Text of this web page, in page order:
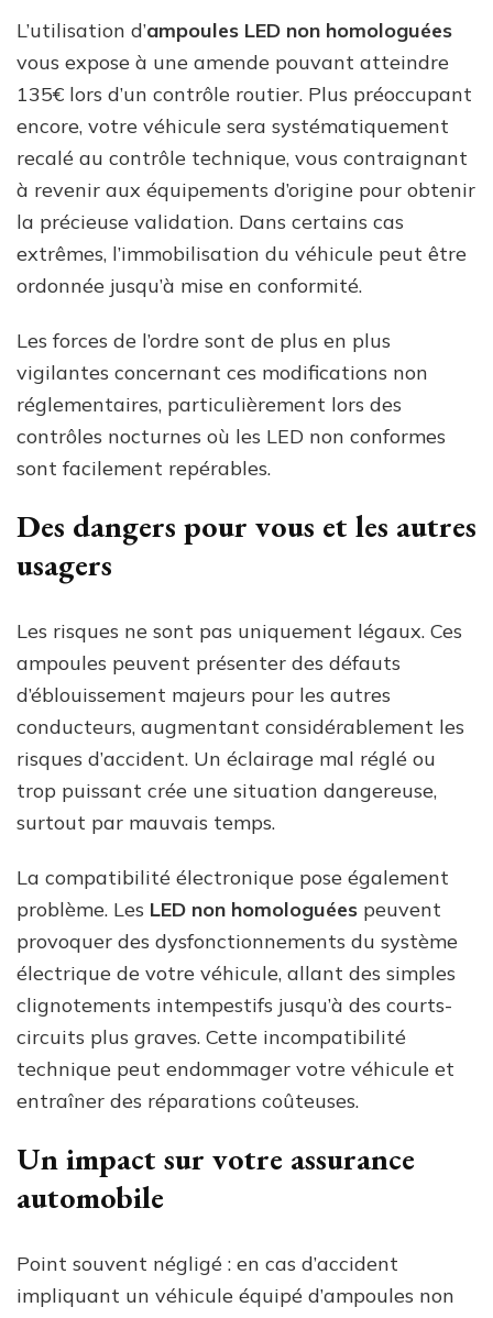
L’utilisation d’ampoules LED non homologuées
vous expose à une amende pouvant atteindre
135€ lors d’un contrôle routier. Plus préoccupant
encore, votre véhicule sera systématiquement
recalé au contrôle technique, vous contraignant
à revenir aux équipements d’origine pour obtenir
la précieuse validation. Dans certains cas
extrêmes, l’immobilisation du véhicule peut être
ordonnée jusqu’à mise en conformité.
Les forces de l’ordre sont de plus en plus
vigilantes concernant ces modifications non
réglementaires, particulièrement lors des
contrôles nocturnes où les LED non conformes
sont facilement repérables.
Des dangers pour vous et les autres
usagers
Les risques ne sont pas uniquement légaux. Ces
ampoules peuvent présenter des défauts
d’éblouissement majeurs pour les autres
conducteurs, augmentant considérablement les
risques d’accident. Un éclairage mal réglé ou
trop puissant crée une situation dangereuse,
surtout par mauvais temps.
La compatibilité électronique pose également
problème. Les LED non homologuées peuvent
provoquer des dysfonctionnements du système
électrique de votre véhicule, allant des simples
clignotements intempestifs jusqu’à des courts-
circuits plus graves. Cette incompatibilité
technique peut endommager votre véhicule et
entraîner des réparations coûteuses.
Un impact sur votre assurance
automobile
Point souvent négligé : en cas d’accident
impliquant un véhicule équipé d’ampoules non